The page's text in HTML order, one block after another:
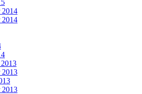
2014
2014
2013
2013